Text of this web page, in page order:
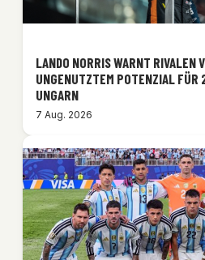
LANDO NORRIS WARNT RIVALEN
UNGENUTZTEM POTENZIAL FÜR
UNGARN
7 Aug. 2026